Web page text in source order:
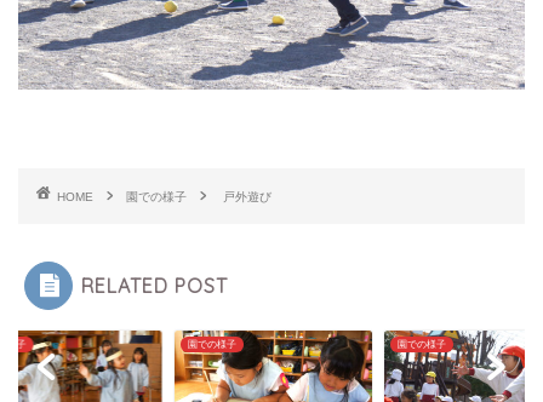
HOME 園での様子 戸外遊び
RELATED POST
様子 園での様子 園での様子